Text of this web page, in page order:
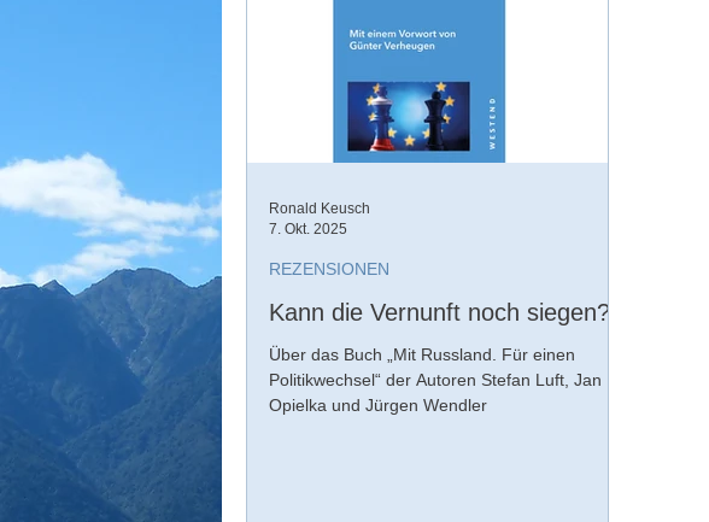
Kann die Vernunft noch siegen?
Über das Buch „Mit Russland. Für einen
Politikwechsel“ der Autoren Stefan Luft, Jan
Opielka und Jürgen Wendler
REZENSIONEN
Ronald Keusch
7. Okt. 2025